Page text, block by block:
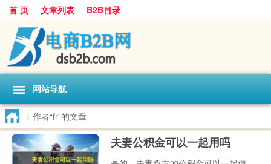
首 页 文章列表 B2B目录
网站导航
> 作者“fr”的文章
夫妻公积金可以一起用吗